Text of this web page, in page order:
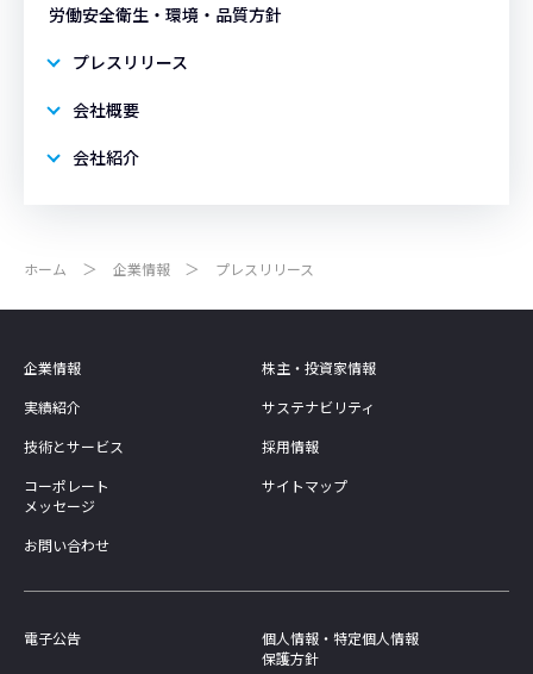
労働安全衛生・環境・品質方針
プレスリリース
会社概要
会社紹介
ホーム 企業情報 プレスリリース
企業情報
株主・投資家情報
実績紹介
サステナビリティ
技術とサービス
採用情報
コーポレート
メッセージ
サイトマップ
お問い合わせ
電子公告
個人情報・特定個人情報
保護方針